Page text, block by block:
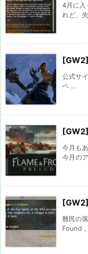
4月に入
れど、
公式サ
ペ ...
今月も
今月の
難民の
Found